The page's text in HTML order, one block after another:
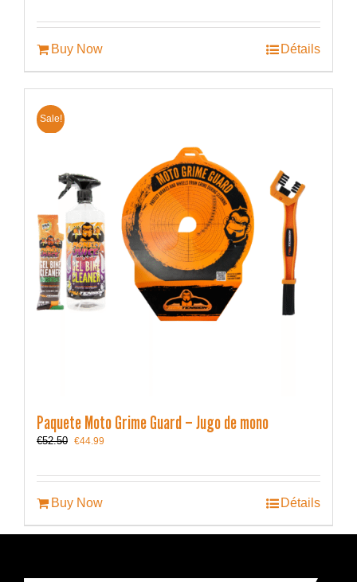
Buy Now Détails
Sale!
Paquete Moto Grime Guard – Jugo de mono
€52.50 Le
était :
€52.50.
€44.99
est :
Buy Now Détails